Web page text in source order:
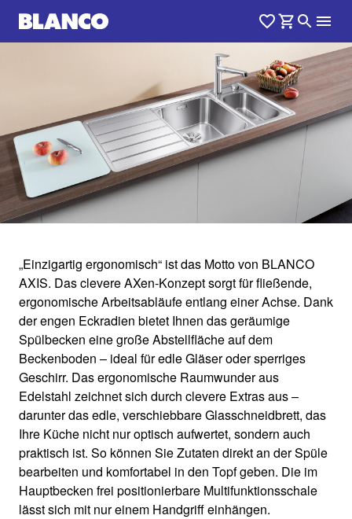
AXIS
Ergonomie im modernen Design
1 /0
„Einzigartig ergonomisch“ ist das Motto von BLANCO
AXIS. Das clevere AXen-Konzept sorgt für fließende,
ergonomische Arbeitsabläufe entlang einer Achse. Dank
der engen Eckradien bietet Ihnen das geräumige
Spülbecken eine große Abstellfläche auf dem
Beckenboden – ideal für edle Gläser oder sperriges
Geschirr. Das ergonomische Raumwunder aus
Edelstahl zeichnet sich durch clevere Extras aus –
darunter das edle, verschiebbare Glasschneidbrett, das
Ihre Küche nicht nur optisch aufwertet, sondern auch
praktisch ist. So können Sie Zutaten direkt an der Spüle
bearbeiten und komfortabel in den Topf geben. Die im
Hauptbecken frei positionierbare Multifunktionsschale
lässt sich mit nur einem Handgriff einhängen.